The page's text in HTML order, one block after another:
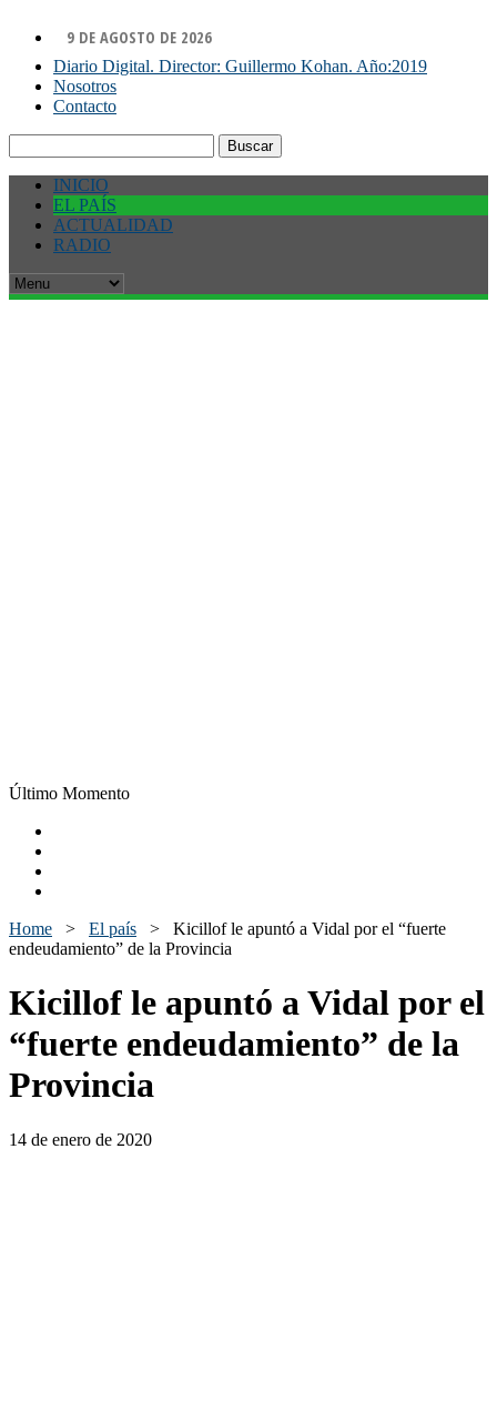
9 DE AGOSTO DE 2026
Diario Digital. Director: Guillermo Kohan. Año:2019
Nosotros
Contacto
INICIO
EL PAÍS
ACTUALIDAD
RADIO
Último Momento
Home > El país > Kicillof le apuntó a Vidal por el “fuerte
endeudamiento” de la Provincia
Kicillof le apuntó a Vidal por el
“fuerte endeudamiento” de la
Provincia
14 de enero de 2020